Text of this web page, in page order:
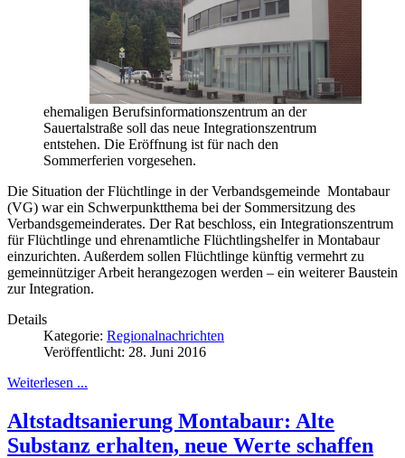
ehemaligen Berufsinformationszentrum an der
Sauertalstraße soll das neue Integrationszentrum
entstehen. Die Eröffnung ist für nach den
Sommerferien vorgesehen.
Die Situation der Flüchtlinge in der Verbandsgemeinde Montabaur
(VG) war ein Schwerpunktthema bei der Sommersitzung des
Verbandsgemeinderates. Der Rat beschloss, ein Integrationszentrum
für Flüchtlinge und ehrenamtliche Flüchtlingshelfer in Montabaur
einzurichten. Außerdem sollen Flüchtlinge künftig vermehrt zu
gemeinnütziger Arbeit herangezogen werden – ein weiterer Baustein
zur Integration.
Details
Kategorie: Regionalnachrichten
Veröffentlicht: 28. Juni 2016
Weiterlesen ...
Altstadtsanierung Montabaur: Alte
Substanz erhalten, neue Werte schaffen